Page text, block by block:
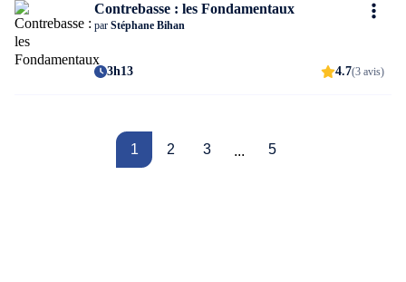
Contrebasse : les Fondamentaux
par Stéphane Bihan
3h13 4.7(3 avis)
1 2 3 ... 5